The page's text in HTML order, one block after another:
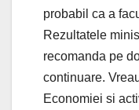
probabil ca a
Rezultatele
recomanda pe
continuare.
Economiei si